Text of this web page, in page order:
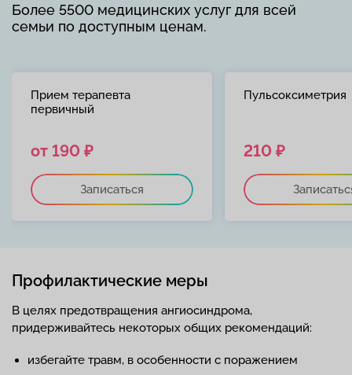
Более 5500 медицинских услуг для всей
семьи по доступным ценам.
Прием терапевта
первичный
от 190 ₽
Записаться
Пульсоксиметрия
210 ₽
Профилактические меры
В целях предотвращения ангиосиндрома,
придерживайтесь некоторых общих рекомендаций:
избегайте травм, в особенности с поражением